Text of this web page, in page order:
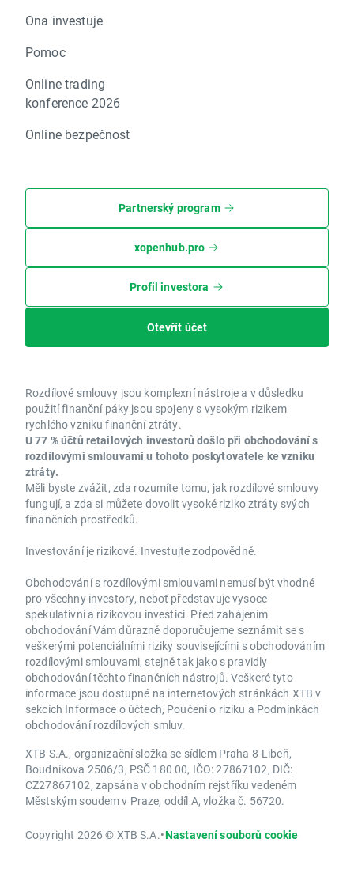
Ona investuje
Pomoc
Online trading
konference 2026
Online bezpečnost
Partnerský program
xopenhub.pro
Profil investora
Otevřít účet
Rozdílové smlouvy jsou komplexní nástroje a v důsledku
použití finanční páky jsou spojeny s vysokým rizikem
rychlého vzniku finanční ztráty.
U 77 % účtů retailových investorů došlo při obchodování s
rozdílovými smlouvami u tohoto poskytovatele ke vzniku
ztráty.
Měli byste zvážit, zda rozumíte tomu, jak rozdílové smlouvy
fungují, a zda si můžete dovolit vysoké riziko ztráty svých
finančních prostředků.
Investování je rizikové. Investujte zodpovědně.
Obchodování s rozdílovými smlouvami nemusí být vhodné
pro všechny investory, neboť představuje vysoce
spekulativní a rizikovou investici. Před zahájením
obchodování Vám důrazně doporučujeme seznámit se s
veškerými potenciálními riziky souvisejícími s obchodováním
rozdílovými smlouvami, stejně tak jako s pravidly
obchodování těchto finančních nástrojů. Veškeré tyto
informace jsou dostupné na internetových stránkách XTB v
sekcích Informace o účtech, Poučení o riziku a Podmínkách
obchodování rozdílových smluv.
XTB S.A., organizační složka se sídlem Praha 8-Libeň,
Boudníkova 2506/3, PSČ 180 00, IČO: 27867102, DIČ:
CZ27867102, zapsána v obchodním rejstříku vedeném
Městským soudem v Praze, oddíl A, vložka č. 56720.
Copyright 2026 © XTB S.A.•Nastavení souborů cookie